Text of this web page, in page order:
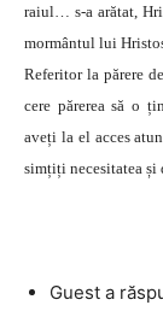
raiul… s-a arătat,
mormântul lui
Referitor la părere
cere părerea să o
aveți la el acces
simțiți necesitatea și
Guest a